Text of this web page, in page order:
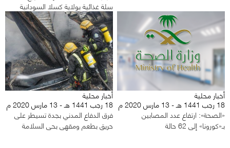
سلة غذائية بولاية كسلا السودانية
أخبار محلية
18 رجب 1441 هـ - 13 مارس 2020 م
«الصحة»: ارتفاع عدد المصابين
بـ«كورونا» إلى 62 حالة
أخبار محلية
18 رجب 1441 هـ - 13 مارس 2020 م
فرق الدفاع المدني بجدة تسيطر على
حريق بطعم ومقهى بحي السلامة